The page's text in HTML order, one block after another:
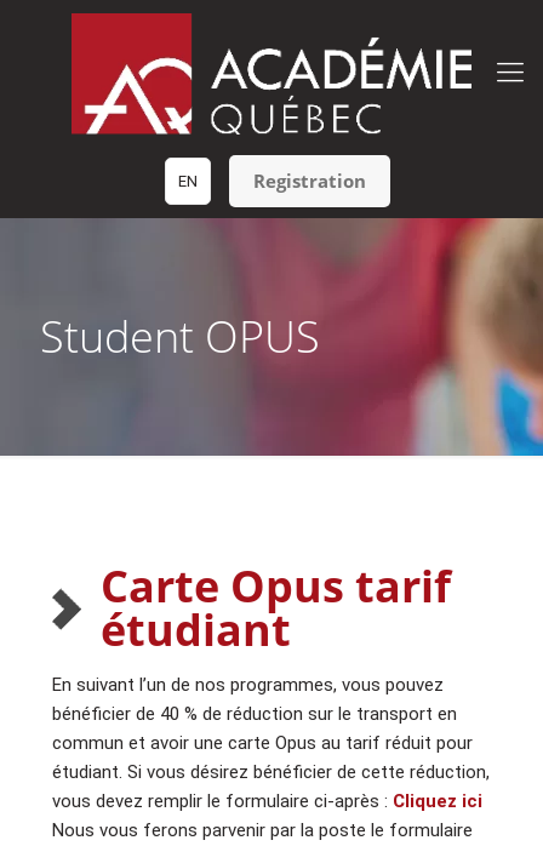
EN Registration
Student OPUS
Carte Opus tarif
étudiant
En suivant l’un de nos programmes, vous pouvez
bénéficier de 40 % de réduction sur le transport en
commun et avoir une carte Opus au tarif réduit pour
étudiant. Si vous désirez bénéficier de cette réduction,
vous devez remplir le formulaire ci-après : Cliquez ici
Nous vous ferons parvenir par la poste le formulaire